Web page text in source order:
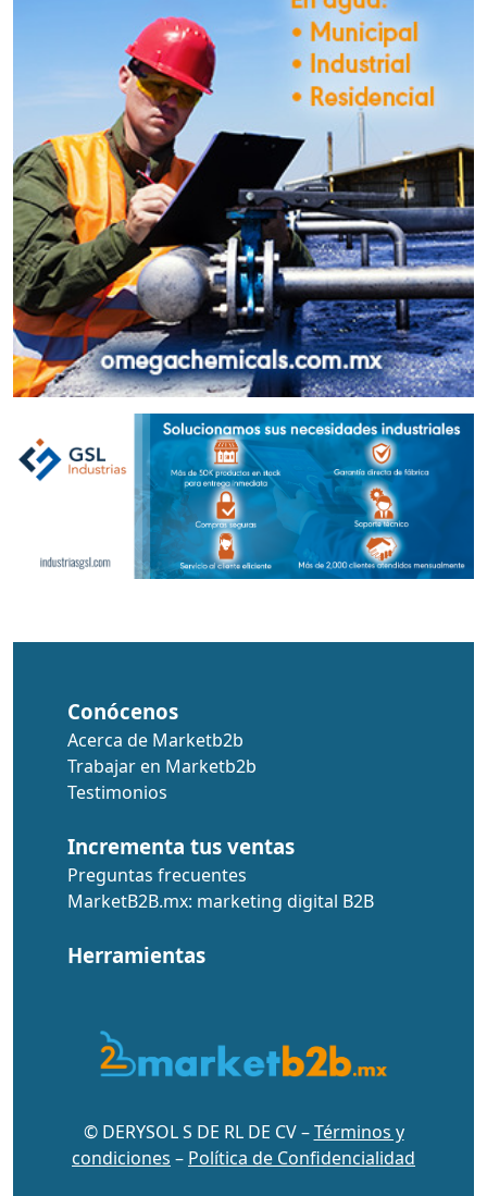
Conócenos
Acerca de Marketb2b
Trabajar en Marketb2b
Testimonios
Incrementa tus ventas
Preguntas frecuentes
MarketB2B.mx: marketing digital B2B
Herramientas
© DERYSOL S DE RL DE CV –Términos y
condiciones – Política de Confidencialidad